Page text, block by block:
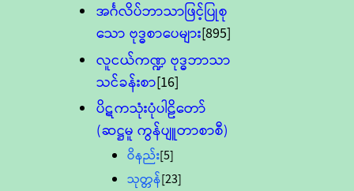
အင်္ဂလိပ်ဘာသာဖြင့်ပြုစု
သော ဗုဒ္ဓစာပေများ[895]
လူငယ်ကဏ္ဍ ဗုဒ္ဓဘာသာ
သင်ခန်းစာ[16]
ပိဋကသုံးပုံပါဠိတော်
(ဆဋ္ဌမူ ကွန်ပျူတာစာစီ)
ဝိနည်း[5]
သုတ္တန်[23]